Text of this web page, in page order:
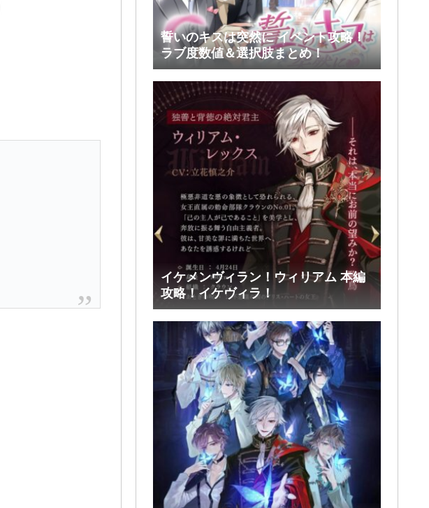
誓いのキスは突然に イベント攻略！
ラブ度数値＆選択肢まとめ！
イケメンヴィラン！ウィリアム 本編
攻略！イケヴィラ！